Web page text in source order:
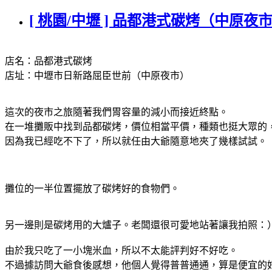
[ 桃園/中壢 ] 品都港式碳烤（中原夜市
店名：品都港式碳烤
店址：中壢市日新路屈臣世前（中原夜市）
這次的夜市之旅隨著我們胃容量的減小而接近終點。
在一堆攤販中找到品都碳烤，價位相當平價，種類也挺大眾的
因為我已經吃不下了，所以就任由大爺隨意地夾了幾樣試試。
攤位的一半位置擺放了碳烤好的食物們。
另一邊則是碳烤用的大爐子。老闆還很可愛地站著讓我拍照：）
由於我只吃了一小塊米血，所以不太能評判好不好吃。
不過據訪問大爺食後感想，他個人覺得普普通通，算是便宜的